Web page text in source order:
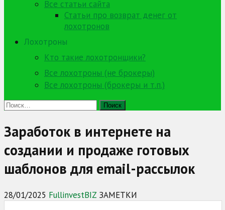
Все статьи сайта
Статьи про возврат денег от
лохотронов
Лохотроны
Кто такие лохотронщики?
Все лохотроны (не брокеры)
Все лохотроны (брокеры и т.п.)
Найти:
Заработок в интернете на
создании и продаже готовых
шаблонов для email-рассылок
28/01/2025 FullinvestBIZ ЗАМЕТКИ